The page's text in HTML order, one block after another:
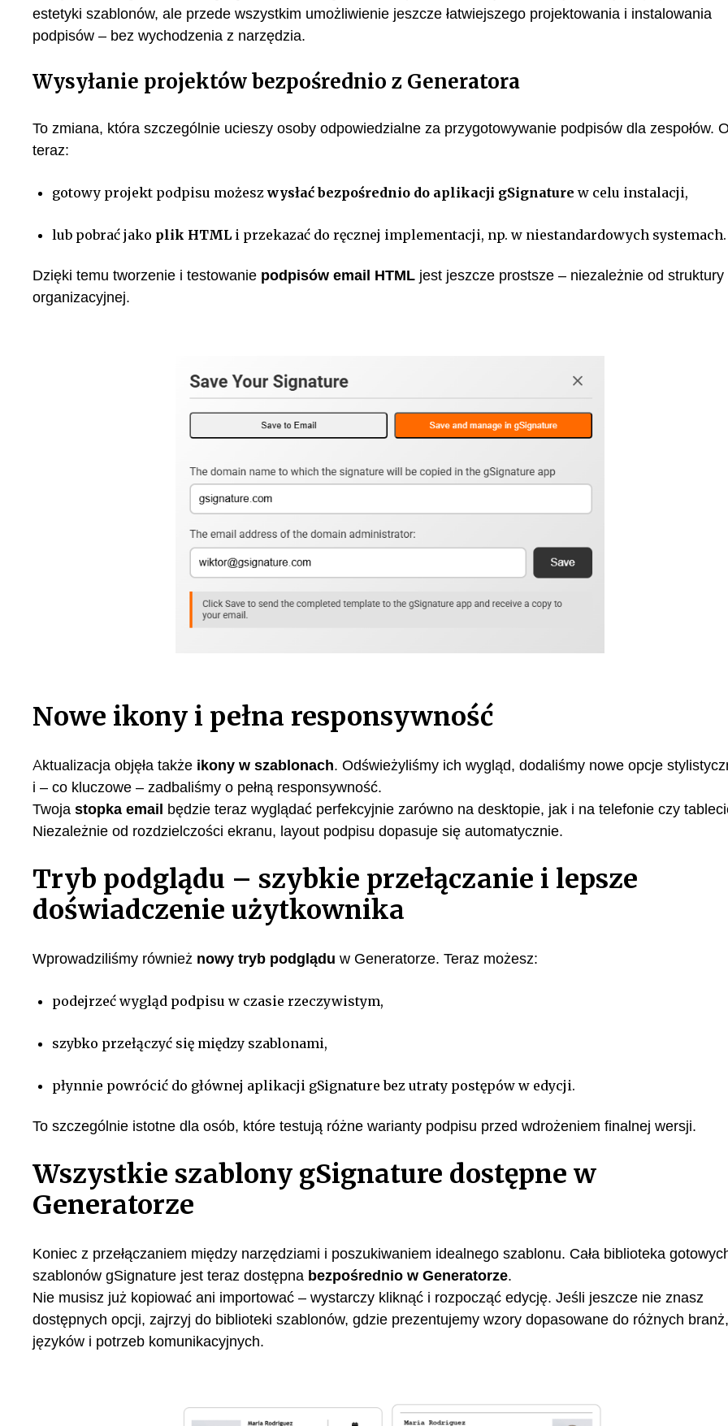
estetyki szablonów, ale przede wszystkim umożliwienie jeszcze łatwiejszego projektowania i instalowania
podpisów – bez wychodzenia z narzędzia.
Wysyłanie projektów bezpośrednio z Generatora
To zmiana, która szczególnie ucieszy osoby odpowiedzialne za przygotowywanie podpisów dla zespołów.
teraz:
gotowy projekt podpisu możeszwysłać bezpośrednio do aplikacji gSignature w celu instalacji,
lub pobrać jako plik HTML i przekazać do ręcznej implementacji, np. w niestandardowych systemach.
Dzięki temu tworzenie i testowanie podpisów email HTML jest jeszcze prostsze – niezależnie od struktury
organizacyjnej.
Nowe ikony i pełna responsywność
Aktualizacja objęła także ikony w szablonach. Odświeżyliśmy ich wygląd, dodaliśmy nowe opcje
i – co kluczowe – zadbaliśmy o pełną responsywność.
Twoja stopka email będzie teraz wyglądać perfekcyjnie zarówno na desktopie, jak i na telefonie czy
Niezależnie od rozdzielczości ekranu, layout podpisu dopasuje się automatycznie.
Tryb podglądu – szybkie przełączanie i lepsze
doświadczenie użytkownika
Wprowadziliśmy również nowy tryb podglądu w Generatorze. Teraz możesz:
podejrzeć wygląd podpisu w czasie rzeczywistym,
szybko przełączyć się między szablonami,
płynnie powrócić do głównej aplikacji gSignature bez utraty postępów w edycji.
To szczególnie istotne dla osób, które testują różne warianty podpisu przed wdrożeniem finalnej wersji.
Wszystkie szablony gSignature dostępne w
Generatorze
Koniec z przełączaniem między narzędziami i poszukiwaniem idealnego szablonu. Cała biblioteka
szablonów gSignature jest teraz dostępna bezpośrednio w Generatorze.
Nie musisz już kopiować ani importować – wystarczy kliknąć i rozpocząć edycję. Jeśli jeszcze nie znasz
dostępnych opcji, zajrzyj do biblioteki szablonów, gdzie prezentujemy wzory dopasowane do różnych branż,
języków i potrzeb komunikacyjnych.